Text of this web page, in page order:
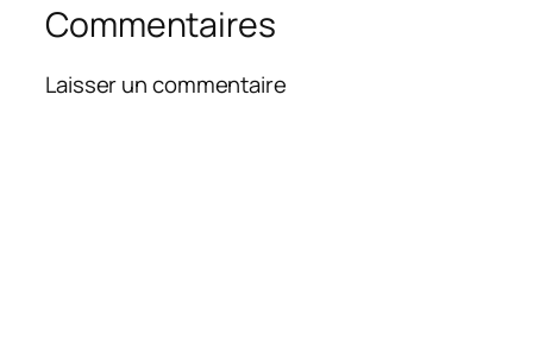
Commentaires
Laisser un commentaire